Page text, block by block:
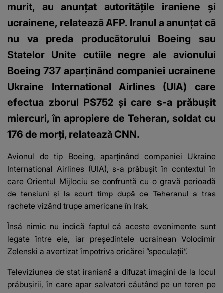
murit, au anunţat autorităţile iraniene şi
ucrainene, relatează AFP. Iranul a anunţat că
nu va preda producătorului Boeing sau
Statelor Unite cutiile negre ale avionului
Boeing 737 aparţinând companiei ucrainene
Ukraine International Airlines (UIA) care
efectua zborul PS752 şi care s-a prăbuşit
miercuri, în apropiere de Teheran, soldat cu
176 de morţi, relatează CNN.
Avionul de tip Boeing, aparţinând companiei Ukraine
International Airlines (UIA), s-a prăbuşit în contextul în
care Orientul Mijlociu se confruntă cu o gravă perioadă
de tensiuni şi la scurt timp după ce Teheranul a tras
rachete vizând trupe americane în Irak.
Însă nimic nu indică faptul că aceste evenimente sunt
legate între ele, iar preşedintele ucrainean Volodimir
Zelenski a avertizat împotriva oricărei ”speculaţii”.
Televiziunea de stat iraniană a difuzat imagini de la locul
prăbuşirii, în care apar salvatori căutând pe un teren pe